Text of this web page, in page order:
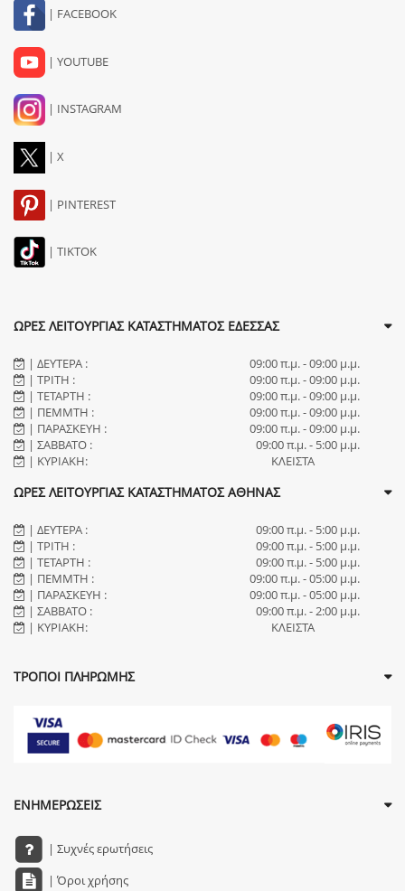
| FACEBOOK
| YOUTUBE
| INSTAGRAM
| X
| PINTEREST
| TIKTOK
ΩΡΕΣ ΛΕΙΤΟΥΡΓΙΑΣ ΚΑΤΑΣΤΗΜΑΤΟΣ ΕΔΕΣΣΑΣ
| ΔΕΥΤΕΡΑ :
09:00 π.μ. - 09:00 μ.μ.
| ΤΡΙΤΗ :
09:00 π.μ. - 09:00 μ.μ.
| ΤΕΤΑΡΤΗ :
09:00 π.μ. - 09:00 μ.μ.
| ΠΕΜΜΤΗ :
09:00 π.μ. - 09:00 μ.μ.
| ΠΑΡΑΣΚΕΥΗ :
09:00 π.μ. - 09:00 μ.μ.
| ΣΑΒΒΑΤΟ :
09:00 π.μ. - 5:00 μ.μ.
| ΚΥΡΙΑΚΗ:
ΚΛΕΙΣΤΑ
ΩΡΕΣ ΛΕΙΤΟΥΡΓΙΑΣ ΚΑΤΑΣΤΗΜΑΤΟΣ ΑΘΗΝΑΣ
| ΔΕΥΤΕΡΑ :
09:00 π.μ. - 5:00 μ.μ.
| ΤΡΙΤΗ :
09:00 π.μ. - 5:00 μ.μ.
| ΤΕΤΑΡΤΗ :
09:00 π.μ. - 5:00 μ.μ.
| ΠΕΜΜΤΗ :
09:00 π.μ. - 05:00 μ.μ.
| ΠΑΡΑΣΚΕΥΗ :
09:00 π.μ. - 05:00 μ.μ.
| ΣΑΒΒΑΤΟ :
09:00 π.μ. - 2:00 μ.μ.
| ΚΥΡΙΑΚΗ:
ΚΛΕΙΣΤΑ
ΤΡΟΠΟΙ ΠΛΗΡΩΜΗΣ
ΕΝΗΜΕΡΩΣΕΙΣ
| Συχνές ερωτήσεις
| Όροι χρήσης